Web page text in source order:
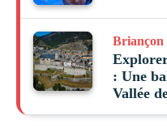
Briançon
: Une
Vallée